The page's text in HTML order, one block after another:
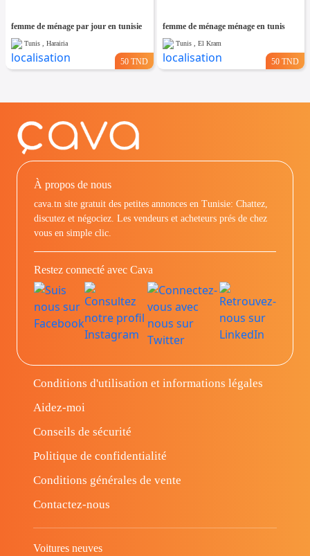
femme de ménage par jour en tunisie
Tunis , Harairia
50 TND
femme de ménage ménage en tunis
Tunis , El Kram
50 TND
À propos de nous
cava.tn site gratuit des petites annonces en Tunisie: Chattez,
discutez et négociez. Les vendeurs et acheteurs prés de chez
vous en simple clic.
Restez connecté avec Cava
Conditions d'utilisation et informations légales
Aidez-moi
Conseils de sécurité
Politique de confidentialité
Conditions générales de vente
Contactez-nous
Voitures neuves